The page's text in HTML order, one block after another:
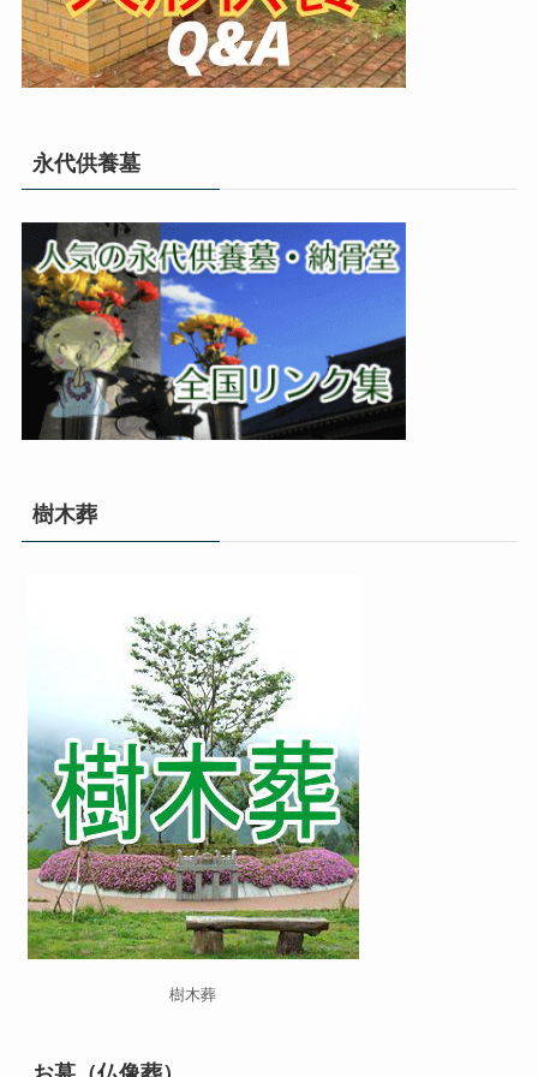
永代供養墓
樹木葬
樹木葬